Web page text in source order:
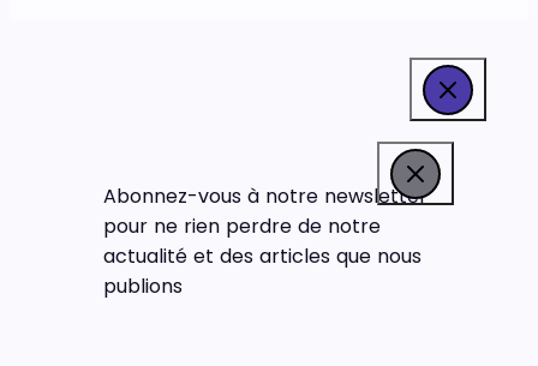
Abonnez-vous à notre newsletter
pour ne rien perdre de notre
actualité et des articles que nous
publions